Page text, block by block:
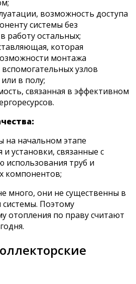
возможность доступа
системы без
работу остальных;
которая
монтажа
узлов
в полу;
связанная в эффективном
на начальном этапе
установки, связанные с
использования труб и
компонентов;
много, они не существенны в
Поэтому
отопления по праву считают